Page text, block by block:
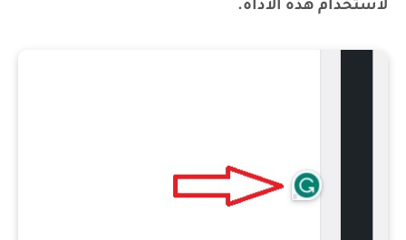
لاستخدام هذه الأداة.